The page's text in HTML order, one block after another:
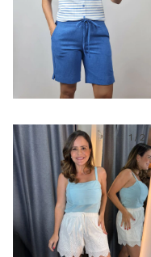
1 / 2